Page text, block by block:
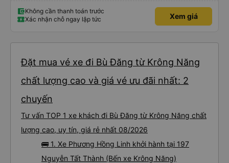
Không cần thanh toán trước
Xác nhận chỗ ngay lập tức
Xem giá
Đặt mua vé xe đi Bù Đăng từ Krông Năng
chất lượng cao và giá vé ưu đãi nhất: 2
chuyến
Tư vấn TOP 1 xe khách đi Bù Đăng từ Krông Năng chất
lượng cao, uy tín, giá rẻ nhất 08/2026
🚌 1. Xe Phương Hồng Linh khởi hành tại 197
Nguyễn Tất Thành (Bến xe Krông Năng)